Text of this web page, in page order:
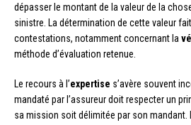
dépasser le montant de la valeur de la
sinistre. La détermination de cette valeur
contestations, notamment concernant la
méthode d’évaluation retenue.
Le recours à l’expertise s’avère souvent
mandaté par l’assureur doit respecter un
sa mission soit délimitée par son mandant.